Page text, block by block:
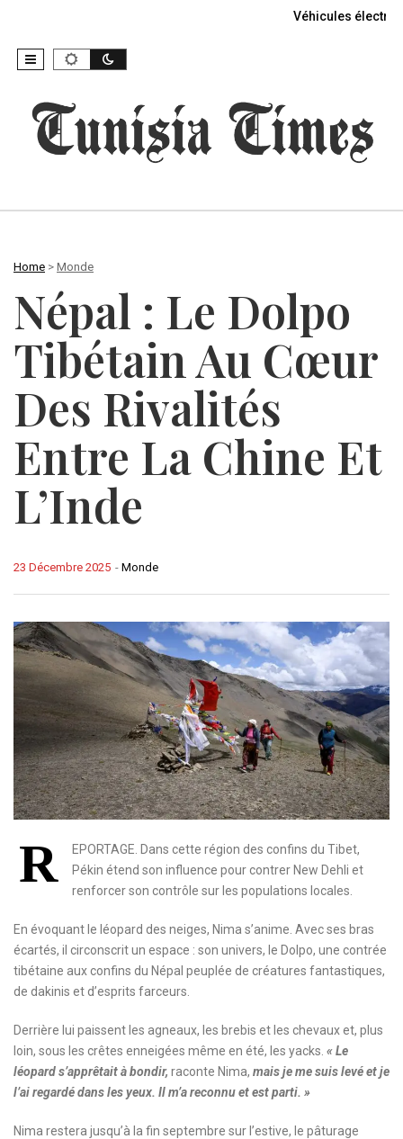
Véhicules
Home > Monde
Népal : Le Dolpo
Tibétain Au Cœur
Des Rivalités
Entre La Chine Et
L’Inde
- Monde
23 Décembre 2025
R
EPORTAGE. Dans cette région des confins du Tibet,
Pékin étend son influence pour contrer New Dehli et
renforcer son contrôle sur les populations locales.
En évoquant le léopard des neiges, Nima s’anime. Avec ses bras
écartés, il circonscrit un espace : son univers, le Dolpo, une contrée
tibétaine aux confins du Népal peuplée de créatures fantastiques,
de dakinis et d’esprits farceurs.
Derrière lui paissent les agneaux, les brebis et les chevaux et, plus
loin, sous les crêtes enneigées même en été, les yacks. « Le
léopard s’apprêtait à bondir, raconte Nima, mais je me suis levé et je
l’ai regardé dans les yeux. Il m’a reconnu et est parti. »
Nima restera jusqu’à la fin septembre sur l’estive, le pâturage